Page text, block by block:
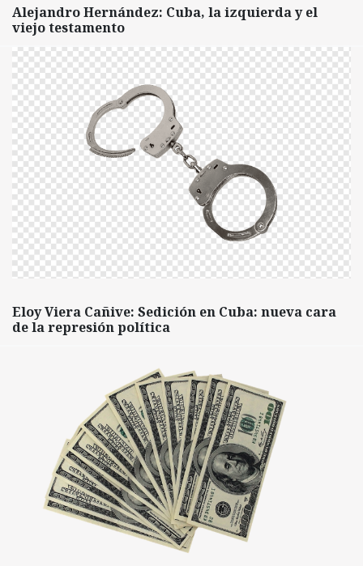
Alejandro Hernández: Cuba, la izquierda y el
viejo testamento
Eloy Viera Cañive: Sedición en Cuba: nueva cara
de la represión política